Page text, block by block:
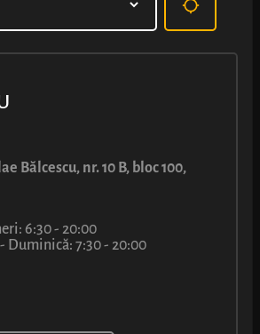
Bălcescu, nr. 10 B, bloc 100,
6:30 - 20:00
Duminică: 7:30 - 20:00